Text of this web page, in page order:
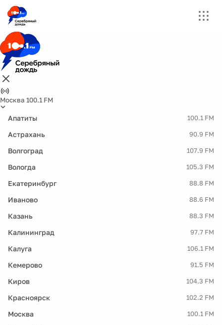
Москва 100.1 FM
Апатиты 100.1 FM
Астрахань 90.9 FM
Волгоград 107.9 FM
Вологда 105.3 FM
Екатеринбург 88.8 FM
Иваново 88.6 FM
Казань 88.3 FM
Калининград 97.7 FM
Калуга 106.1 FM
Кемерово 91.5 FM
Киров 104.3 FM
Красноярск 102.2 FM
Москва 100.1 FM